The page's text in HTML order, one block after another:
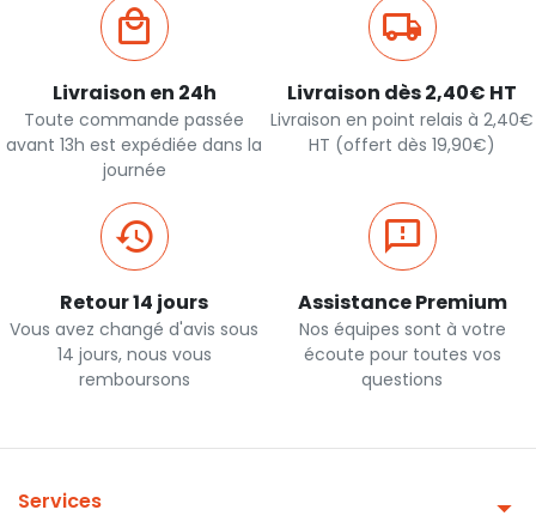
Livraison en 24h
Toute commande passée
avant 13h est expédiée dans la
journée
Livraison dès 2,40€ HT
Livraison en point relais à 2,40€
HT (offert dès 19,90€)
Retour 14 jours
Vous avez changé d'avis sous
14 jours, nous vous
remboursons
Assistance Premium
Nos équipes sont à votre
écoute pour toutes vos
questions
Services